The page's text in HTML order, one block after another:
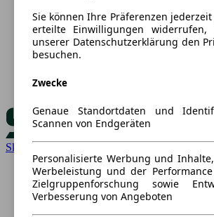
Skoda
Sie können Ihre Präferenzen
erteilte Einwilligungen
unserer Datenschutzerklärung den
besuchen.
Zwecke
Genaue Standortdaten und
Scannen von Endgeräten
Personalisierte Werbung und
Werbeleistung und der
Zielgruppenforschung sowie
Verbesserung von Angeboten